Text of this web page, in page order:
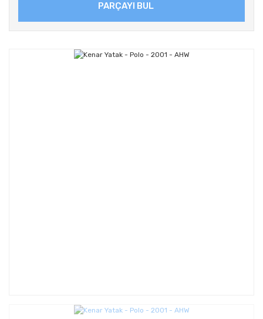
PARÇAYI BUL